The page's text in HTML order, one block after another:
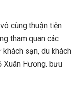
cùng thuận tiện
tham quan các
sạn, du khách
Xuân Hương, bưu